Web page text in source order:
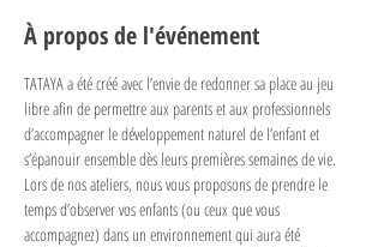
À propos de l'événement
TATAYA a été créé avec l’envie de redonner sa place au jeu
libre afin de permettre aux parents et aux professionnels
d’accompagner le développement naturel de l’enfant et
s’épanouir ensemble dès leurs premières semaines de vie.
Lors de nos ateliers, nous vous proposons de prendre le
temps d’observer vos enfants (ou ceux que vous
accompagnez) dans un environnement qui aura été